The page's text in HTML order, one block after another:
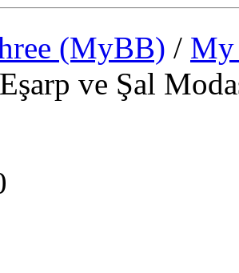
(MyBB) / My
ve Şal